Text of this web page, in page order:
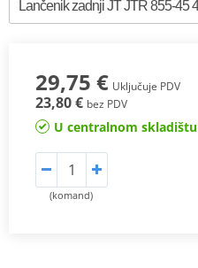
29,75 € Uključuje PDV
23,80 € bez PDV
U centralnom skladištu
(komand)